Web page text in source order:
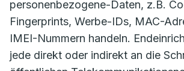
personenbezogene-Daten, z.B.
Fingerprints, Werbe-IDs, MAC-
IMEI-Nummern handeln.
jede direkt oder indirekt an die